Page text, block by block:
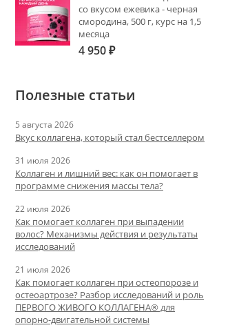
со вкусом ежевика - черная
смородина, 500 г, курс на 1,5
месяца
4 950₽
Полезные статьи
5 августа 2026
Вкус коллагена, который стал бестселлером
31 июля 2026
Коллаген и лишний вес: как он помогает в
программе снижения массы тела?
22 июля 2026
Как помогает коллаген при выпадении
волос? Механизмы действия и результаты
исследований
21 июля 2026
Как помогает коллаген при остеопорозе и
остеоартрозе? Разбор исследований и роль
ПЕРВОГО ЖИВОГО КОЛЛАГЕНА® для
опорно-двигательной системы